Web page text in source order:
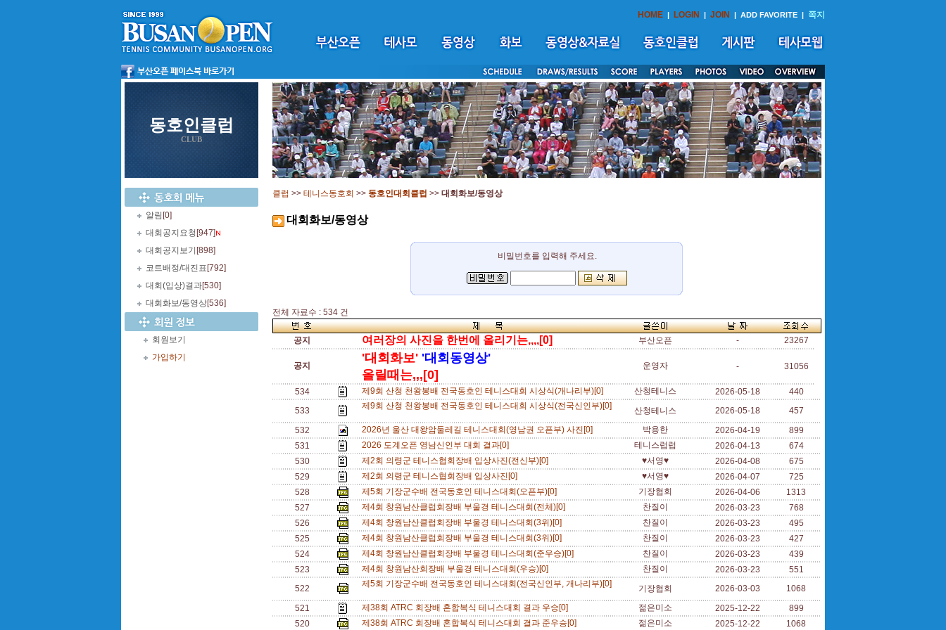
HOME | LOGIN | JOIN | ADD FAVORITE | 쪽지
동호인클럽
CLUB
알림 [0]
대회공지요청 [947]
대회공지보기 [898]
코트배정/대진표 [792]
대회(입상)결과[530]
대회화보/동영상[536]
회원보기
가입하기
클럽 >> 테니스동호회 >> 동호인대회클럽 >> 대회화보/동영상
대회화보/동영상
비밀번호를 입력해 주세요.
전체 자료수 : 534 건
공지 여러장의 사진을 한번에 올리기는,,,,[0] 부산오픈 - 23267
공지
'대회화보' '대회동영상'
올릴때는,,,[0]
운영자 - 31056
534 제9회 산청 천왕봉배 전국동호인 테니스대회 시상식(개나리부)[0] 산청테니스 2026-05-18
440
533
제9회 산청 천왕봉배 전국동호인 테니스대회 시상식(전국신인부)[0] 산청테니스 2026-05-18
457
532
2026년 울산 대왕암둘레길 테니스대회(영남권 오픈부) 사진[0] 박용한 2026-04-19
899
531
2026 도계오픈 영남신인부 대회 결과[0] 테니스럽럽 2026-04-13
674
530
제2회 의령군 테니스협회장배 입상사진(전신부)[0] ♥서영♥ 2026-04-08
675
529
제2회 의령군 테니스협회장배 입상사진[0] ♥서영♥ 2026-04-07
725
528
제5회 기장군수배 전국동호인 테니스대회(오픈부)[0] 기장협회 2026-04-06
1313
527
제4회 창원남산클럽회장배 부울경 테니스대회(전체)[0] 찬질이 2026-03-23
768
526
제4회 창원남산클럽회장배 부울경 테니스대회(3위)[0] 찬질이 2026-03-23
495
525
제4회 창원남산클럽회장배 부울경 테니스대회(3위)[0] 찬질이 2026-03-23
427
524
제4회 창원남산클럽회장배 부울경 테니스대회(준우승)[0] 찬질이 2026-03-23
439
523
제4회 창원남산회장배 부울경 테니스대회(우승)[0] 찬질이 2026-03-23
551
522
제5회 기장군수배 전국동호인 테니스대회(전국신인부, 개나리부)[0] 기장협회 2026-03-03
1068
521
제38회 ATRC 회장배 혼합복식 테니스대회 결과 우승[0] 젊은미소 2025-12-22
899
520
제38회 ATRC 회장배 혼합복식 테니스대회 결과 준우승[0] 젊은미소 2025-12-22 1068